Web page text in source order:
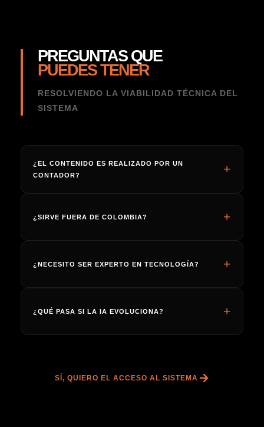
PREGUNTAS QUE
PUEDES TENER
RESOLVIENDO LA VIABILIDAD TÉCNICA DEL
SISTEMA
¿EL CONTENIDO ES REALIZADO POR UN
CONTADOR?
¿SIRVE FUERA DE COLOMBIA?
¿NECESITO SER EXPERTO EN TECNOLOGÍA?
¿QUÉ PASA SI LA IA EVOLUCIONA?
SÍ, QUIERO EL ACCESO AL SISTEMA